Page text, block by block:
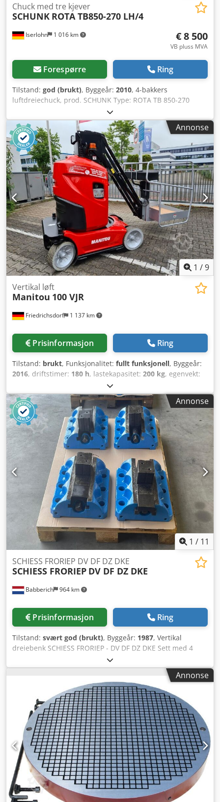
Iserlohn 1 016 km
Chuck med tre kjever
SCHUNK ROTA TB850-270 LH/4
€ 8 500
VB pluss MVA
Forespørre Ring
Tilstand: god (brukt), Byggeår: 2010, 4-bakkers
luftdreiechuck, prod. SCHUNK Type: ROTA TB 850-270
LH/4, år 2010, med styreenhet. Dkedpfxsubbx Hs Ad Ssr
Chuckediameter: 850 mm Boring: 270 mm Bakkene er
individuelt justerbare, med mange myke bakker, i god
stand.
Annonse
1 /9
Friedrichsdorf 1 137 km
Vertikal løft
Manitou 100 VJR
Prisinformasjon Ring
Tilstand: brukt, Funksjonalitet: fullt funksjonell, Byggeår:
2016, driftstimer: 180 h, lastekapasitet: 200 kg, egenvekt:
1 990 mm
total lengde:2 820 mm, drivtype:Elektro, armrekkevidde:
3 000 mm , konstruksjonsbredde:990 mm, arbeidshøyde:
9 900 mm, Vertikal løfteplattform Tilstand, teknisk: veldig
bra Dekk foran, type: massive dekk Dekk foran, størrelse:
16-5-11 1-4 Dekk foran, tilstand: 80–100 % Dodpfx
Aezdwbkod Sokr Dekk bak, type: massive dekk Dekk bak,
størrelse: 16-5-11 1-4 Dekk bak, tilstand: 80–100 % Batteri,
volt: 24 V Batteri, Ah: 250 Ah Batteri, produksjonsår: 2016
Batteri, tilstand: 60–80 %
Annonse
1 / 11
Babberich 964 km
SCHIESS FRORIEP DV DF DZ DKE
SCHIESS FRORIEP DV DF DZ DKE
Prisinformasjon Ring
Tilstand: svært god (brukt), Byggeår: 1987, Vertikal
dreiebenk SCHIESS FRORIEP - DV DF DZ DKE Sett med 4
kraftige spennbakker for SCHIESS FRORIEP DV, DF, DZ og
DKE Bakke-bredde: 90 mm Bakke-høyde: 75 mm
Hullavstand i lengderetning (senter til senter): 125 mm
Hullavstand i tverrretning (senter til senter): 250 mm
Lengde: 1200 mm Dkodpfx Aezc H Uxed Sjr Bredde: 800
mm Høyde: 400 mm Vekt: 500 kg Vennligst merk:
Informasjonen på denne siden er gitt etter beste evne av
oss, og hvor mulig, hentet fra produsenten. Opplysningene
gis i god tro, men nøyaktigheten kan ikke garanteres. De
utgjør derfor ingen juridisk representasjon eller
kontraktsvilkår. Vi anbefaler å kontrollere alle viktige
detaljer.
Annonse